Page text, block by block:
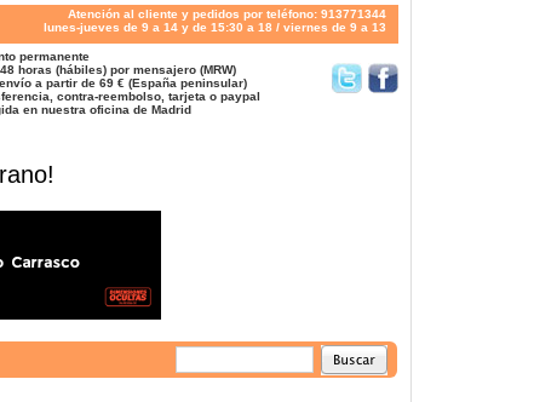
Atención al cliente y pedidos por teléfono: 913771344
lunes-jueves de 9 a 14 y de 15:30 a 18 / viernes de 9 a 13
permanente
horas (hábiles) por mensajero (MRW)
a partir de 69 € (España peninsular)
contra-reembolso, tarjeta o paypal
en nuestra oficina de Madrid